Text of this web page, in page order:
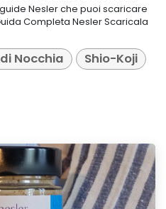
Nesler che puoi scaricare
Completa Nesler Scaricala
Nocchia
Shio-Koji